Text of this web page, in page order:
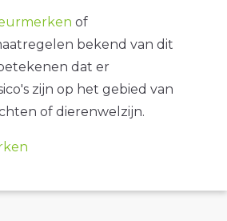
of
bekend van dit
dat er
zijn op het gebied van
of dierenwelzijn.